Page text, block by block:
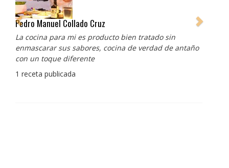
Pedro Manuel Collado Cruz
La cocina para mi es producto bien tratado sin
enmascarar sus sabores, cocina de verdad de antaño
con un toque diferente
1 receta publicada